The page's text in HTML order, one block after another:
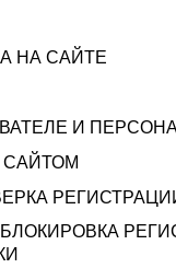
НА САЙТЕ
И